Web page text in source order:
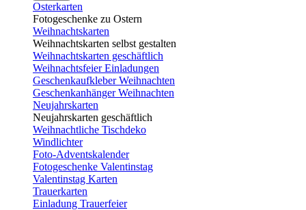
Osterkarten
Fotogeschenke zu Ostern
Weihnachtskarten
Weihnachtskarten selbst gestalten
Weihnachtskarten geschäftlich
Weihnachtsfeier Einladungen
Geschenkaufkleber Weihnachten
Geschenkanhänger Weihnachten
Neujahrskarten
Neujahrskarten geschäftlich
Weihnachtliche Tischdeko
Windlichter
Foto-Adventskalender
Fotogeschenke Valentinstag
Valentinstag Karten
Trauerkarten
Einladung Trauerfeier